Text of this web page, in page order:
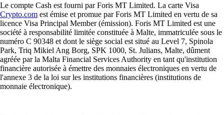
Le compte Cash est fourni par Foris MT Limited. La carte Visa
Crypto.com est émise et promue par Foris MT Limited en vertu de sa
licence Visa Principal Member (émission). Foris MT Limited est une
société à responsabilité limitée constituée à Malte, immatriculée sous le
numéro C 90348 et dont le siège social est situé au Level 7, Spinola
Park, Triq Mikiel Ang Borg, SPK 1000, St. Julians, Malte, dûment
agréée par la Malta Financial Services Authority en tant qu'institution
financière autorisée à émettre des monnaies électroniques en vertu de
l'annexe 3 de la loi sur les institutions financières (institutions de
monnaie électronique).